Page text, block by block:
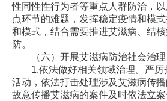
性同性性行为者等重点人群防治，
点环节的难题，发挥稳定疫情和模
和模式，结合需要推进艾滋病、结
防。
（六）开展艾滋病防治社会治理
1.依法做好相关领域治理。严
活动，依法打击处理涉及艾滋病传
故意传播艾滋病的案件及时依法立